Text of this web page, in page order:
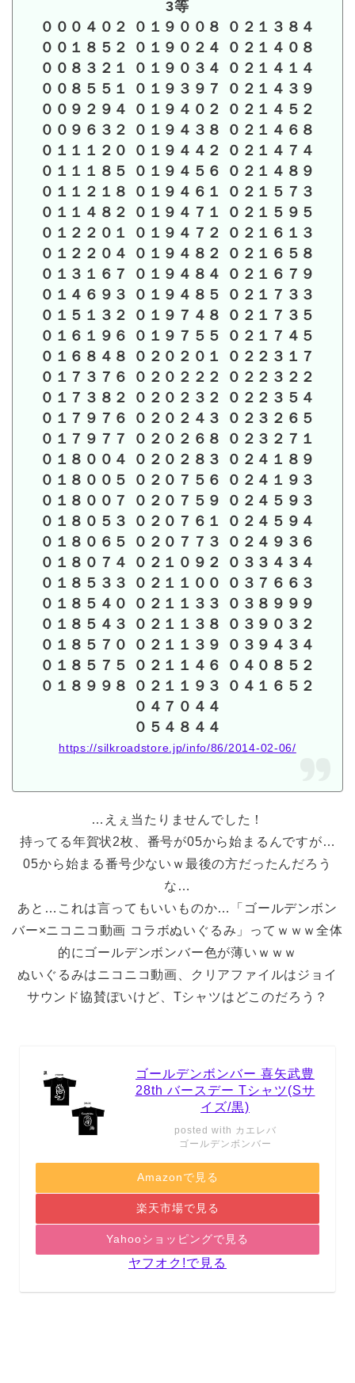
3等
０００４０２ ０１９００８ ０２１３８４
００１８５２ ０１９０２４ ０２１４０８
００８３２１ ０１９０３４ ０２１４１４
００８５５１ ０１９３９７ ０２１４３９
００９２９４ ０１９４０２ ０２１４５２
００９６３２ ０１９４３８ ０２１４６８
０１１１２０ ０１９４４２ ０２１４７４
０１１１８５ ０１９４５６ ０２１４８９
０１１２１８ ０１９４６１ ０２１５７３
０１１４８２ ０１９４７１ ０２１５９５
０１２２０１ ０１９４７２ ０２１６１３
０１２２０４ ０１９４８２ ０２１６５８
０１３１６７ ０１９４８４ ０２１６７９
０１４６９３ ０１９４８５ ０２１７３３
０１５１３２ ０１９７４８ ０２１７３５
０１６１９６ ０１９７５５ ０２１７４５
０１６８４８ ０２０２０１ ０２２３１７
０１７３７６ ０２０２２２ ０２２３２２
０１７３８２ ０２０２３２ ０２２３５４
０１７９７６ ０２０２４３ ０２３２６５
０１７９７７ ０２０２６８ ０２３２７１
０１８００４ ０２０２８３ ０２４１８９
０１８００５ ０２０７５６ ０２４１９３
０１８００７ ０２０７５９ ０２４５９３
０１８０５３ ０２０７６１ ０２４５９４
０１８０６５ ０２０７７３ ０２４９３６
０１８０７４ ０２１０９２ ０３３４３４
０１８５３３ ０２１１００ ０３７６６３
０１８５４０ ０２１１３３ ０３８９９９
０１８５４３ ０２１１３８ ０３９０３２
０１８５７０ ０２１１３９ ０３９４３４
０１８５７５ ０２１１４６ ０４０８５２
０１８９９８ ０２１１９３ ０４１６５２
０４７０４４
０５４８４４
https://silkroadstore.jp/info/86/2014-02-06/
…えぇ当たりませんでした！
持ってる年賀状2枚、番号が05から始まるんですが…
05から始まる番号少ないｗ最後の方だったんだろう
な…
あと…これは言ってもいいものか…「ゴールデンボン
バー×ニコニコ動画 コラボぬいぐるみ」ってｗｗｗ全体
的にゴールデンボンバー色が薄いｗｗｗ
ぬいぐるみはニコニコ動画、クリアファイルはジョイ
サウンド協賛ぽいけど、Tシャツはどこのだろう？
ゴールデンボンバー 喜矢武豊
28th バースデー Tシャツ(Sサ
イズ/黒)
posted with カエレバ
ゴールデンボンバー
Amazonで見る
楽天市場で見る
Yahooショッピングで見る
ヤフオク!で見る